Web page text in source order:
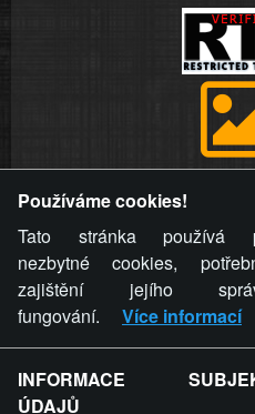
videa a komentáře. Osoba,
stránky týče, ani osoba, která
stránku, nemůže z důvodu
komentáře pro výše
provozovateli stránky žádný
ZVRÁCENÝ.CZ - Svět
Používáme cookies!
Tato stránka používá
nezbytné cookies,
zajištění jejího
fungování.
Více informací
INFORMACE
ÚDAJŮ